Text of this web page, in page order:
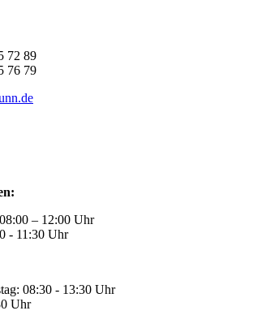
72 89
79
– 12:00 Uhr
- 11:30 Uhr
08:30 - 13:30 Uhr
Uhr